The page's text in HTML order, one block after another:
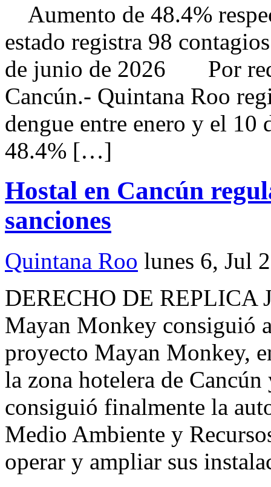
Aumento de 48.4%
estado registra 98
de junio de 2026 Por
Cancún.- Quintana Roo
dengue entre enero y el 10
48.4% […]
Hostal en Cancún
sanciones
Quintana Roo lunes 6, Jul
DERECHO DE REPLICA
Mayan Monkey consiguió
proyecto Mayan Monkey,
la zona hotelera de
consiguió finalmente la
Medio Ambiente y
operar y ampliar sus